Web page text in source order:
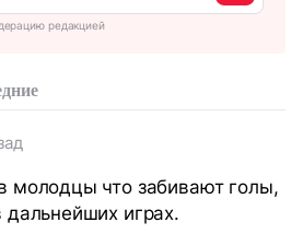
редакцией
молодцы что забивают голы,
играх.